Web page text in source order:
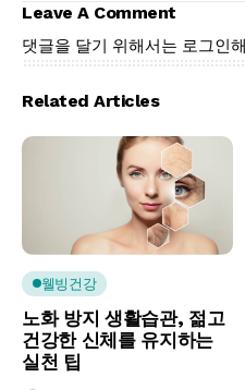
Leave A Comment
댓글을 달기 위해서는 로그인
Related Articles
웰빙건강
노화 방지 생활습관, 젊고
건강한 신체를 유지하는
실천 팁